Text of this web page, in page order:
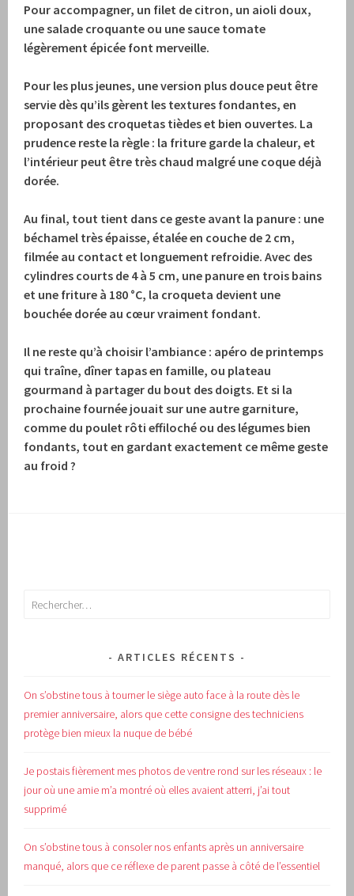
Pour accompagner, un filet de citron, un aioli doux,
une salade croquante ou une sauce tomate
légèrement épicée font merveille.
Pour les plus jeunes, une version plus douce peut être
servie dès qu’ils gèrent les textures fondantes, en
proposant des croquetas tièdes et bien ouvertes. La
prudence reste la règle : la friture garde la chaleur, et
l’intérieur peut être très chaud malgré une coque déjà
dorée.
Au final, tout tient dans ce geste avant la panure : une
béchamel très épaisse, étalée en couche de 2 cm,
filmée au contact et longuement refroidie. Avec des
cylindres courts de 4 à 5 cm, une panure en trois bains
et une friture à 180 °C, la croqueta devient une
bouchée dorée au cœur vraiment fondant.
Il ne reste qu’à choisir l’ambiance : apéro de printemps
qui traîne, dîner tapas en famille, ou plateau
gourmand à partager du bout des doigts. Et si la
prochaine fournée jouait sur une autre garniture,
comme du poulet rôti effiloché ou des légumes bien
fondants, tout en gardant exactement ce même geste
au froid ?
Rechercher :
ARTICLES RÉCENTS
On s’obstine tous à tourner le siège auto face à la route dès le
premier anniversaire, alors que cette consigne des techniciens
protège bien mieux la nuque de bébé
Je postais fièrement mes photos de ventre rond sur les réseaux : le
jour où une amie m’a montré où elles avaient atterri, j’ai tout
supprimé
On s’obstine tous à consoler nos enfants après un anniversaire
manqué, alors que ce réflexe de parent passe à côté de l’essentiel